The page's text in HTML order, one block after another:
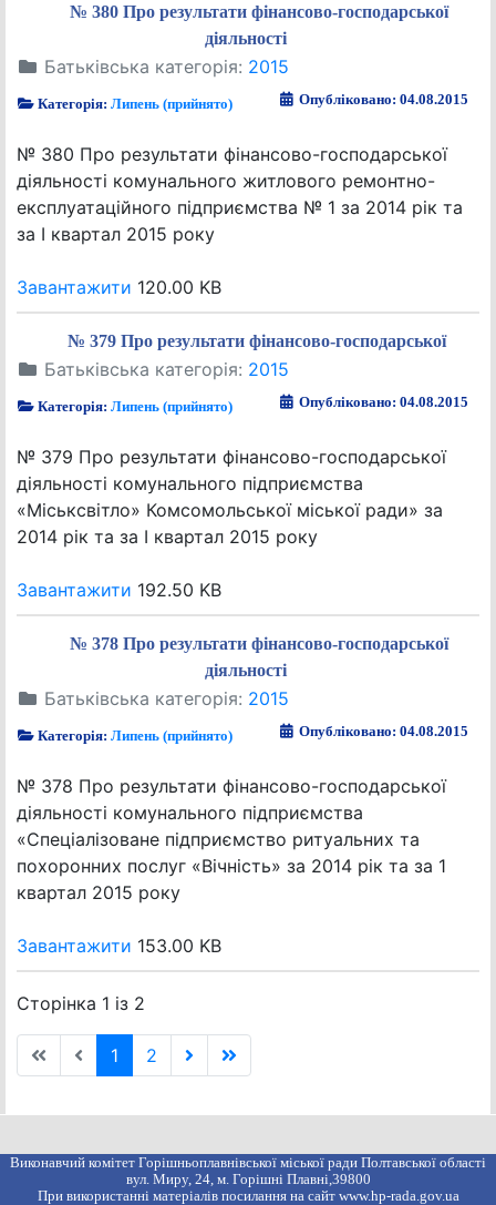
№ 380 Про результати фінансово-господарської
діяльності
Батьківська категорія: 2015
Категорія:Липень (прийнято) Опубліковано: 04.08.2015
№ 380 Про результати фінансово-господарської
діяльності комунального житлового ремонтно-
експлуатаційного підприємства № 1 за 2014 рік та
за І квартал 2015 року
Завантажити 120.00 KB
№ 379 Про результати фінансово-господарської
Батьківська категорія: 2015
Категорія:Липень (прийнято) Опубліковано: 04.08.2015
№ 379 Про результати фінансово-господарської
діяльності комунального підприємства
«Міськсвітло» Комсомольської міської ради» за
2014 рік та за І квартал 2015 року
Завантажити 192.50 KB
№ 378 Про результати фінансово-господарської
діяльності
Батьківська категорія: 2015
Категорія:Липень (прийнято) Опубліковано: 04.08.2015
№ 378 Про результати фінансово-господарської
діяльності комунального підприємства
«Спеціалізоване підприємство ритуальних та
похоронних послуг «Вічність» за 2014 рік та за 1
квартал 2015 року
Завантажити 153.00 KB
Сторінка 1 із 2
1 2
Виконавчий комітет Горішньоплавнівської міської ради Полтавської області
вул. Миру, 24, м. Горішні Плавні,39800
При використанні матеріалів посилання на сайт www.hp-rada.gov.ua